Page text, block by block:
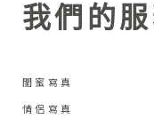
我們的
閨蜜寫真
情侶寫真